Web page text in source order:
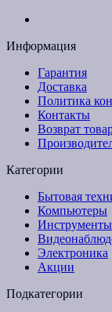
Информация
Гарантия
Доставка
Политика
Контакты
Возврат
Категории
Бытовая
Компьютеры
Инструменты
Электроника
Акции
Подкатегории